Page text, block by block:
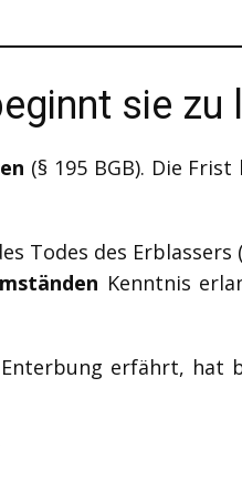
sie zu
(§ 195 BGB). Die
Todes des Erblassers
Kenntnis
erfährt, hat